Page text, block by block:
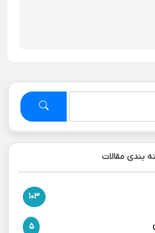
بندی مقالات
103
5